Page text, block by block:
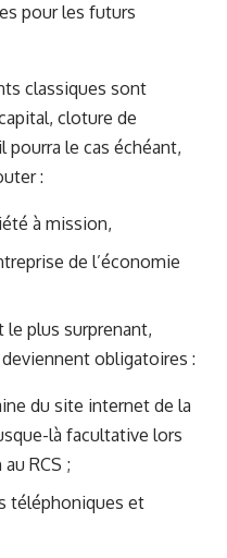
pour les futurs
classiques sont
cloture de
pourra le cas échéant,
:
à mission,
de l’économie
le plus surprenant,
obligatoires :
du site internet de la
là facultative lors
RCS ;
téléphoniques et